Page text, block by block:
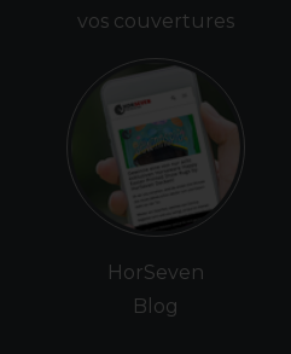
vos couvertures
HorSeven
Blog